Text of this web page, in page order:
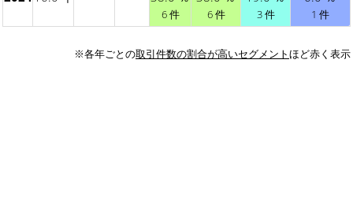
6 件 6 件 3 件 1 件
※各年ごとの取引件数の割合が高いセグメントほど赤く表示